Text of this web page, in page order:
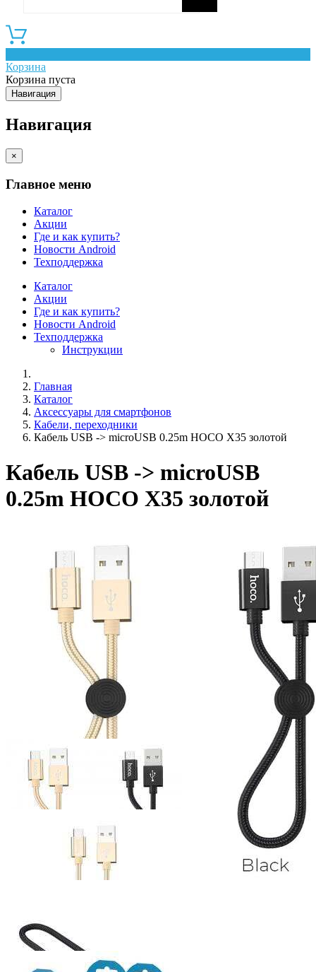
Корзина
Корзина пуста
Навигация
Навигация
×
Главное меню
Каталог
Акции
Где и как купить?
Новости Android
Техподдержка
Каталог
Акции
Где и как купить?
Новости Android
Техподдержка
Инструкции
Главная
Каталог
Аксессуары для смартфонов
Кабели, переходники
Кабель USB -> microUSB 0.25m HOCO X35 золотой
Кабель USB -> microUSB
0.25m HOCO X35 золотой